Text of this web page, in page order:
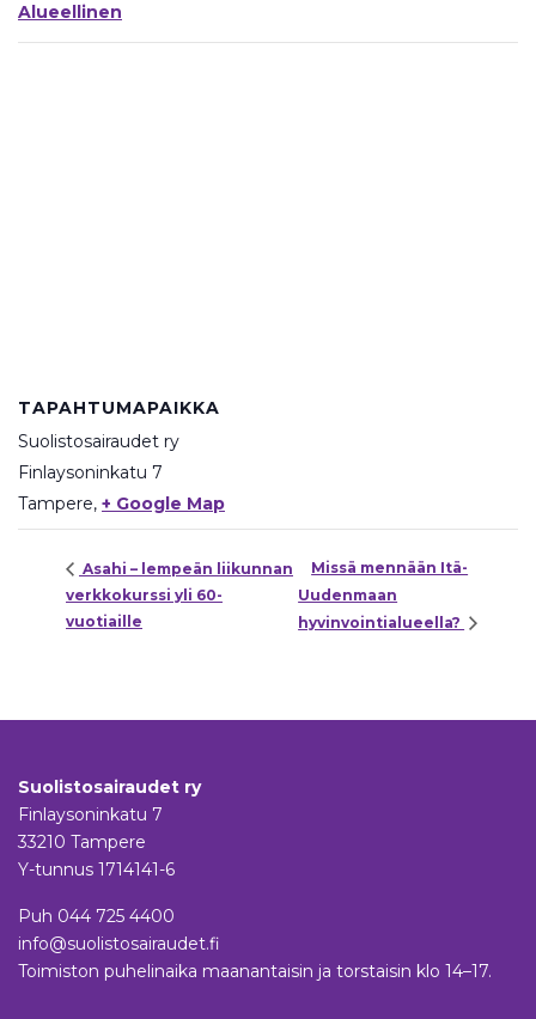
Alueellinen
TAPAHTUMAPAIKKA
Suolistosairaudet ry
Finlaysoninkatu 7
Tampere, + Google Map
Asahi – lempeän liikunnan
verkkokurssi yli 60-
vuotiaille
Missä mennään Itä-
Uudenmaan
hyvinvointialueella?
Suolistosairaudet ry
Finlaysoninkatu 7
33210 Tampere
Y-tunnus 1714141-6
Puh 044 725 4400
info@suolistosairaudet.fi
Toimiston puhelinaika maanantaisin ja torstaisin klo 14–17.